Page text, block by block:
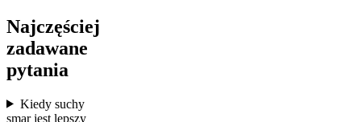
Najczęściej
zadawane
pytania
Kiedy suchy
smar jest lepszy